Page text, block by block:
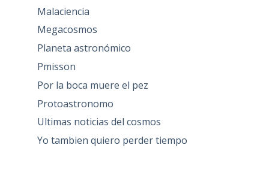
Malaciencia
Megacosmos
Planeta astronómico
Pmisson
Por la boca muere el pez
Protoastronomo
Ultimas noticias del cosmos
Yo tambien quiero perder tiempo